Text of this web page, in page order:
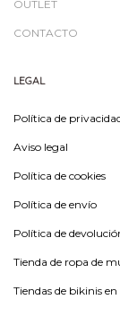
OUTLET
CONTACTO
LEGAL
Política de
Aviso legal
Política de cookies
Política de envío
Política de
Tienda de ropa de
Tiendas de bikinis